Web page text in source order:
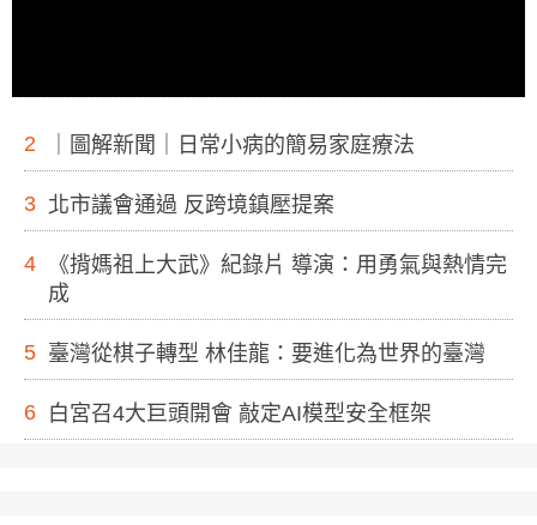
2 ｜圖解新聞｜日常小病的簡易家庭療法
3 北市議會通過 反跨境鎮壓提案
4
《揹媽祖上大武》紀錄片 導演：用勇氣與熱情完
成
5 臺灣從棋子轉型 林佳龍：要進化為世界的臺灣
6 白宮召4大巨頭開會 敲定AI模型安全框架